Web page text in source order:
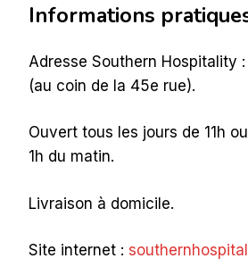
Informations
Adresse Southern Hospitality
(au coin de la 45e rue).
Ouvert tous les jours de 11h
1h du matin.
Livraison à domicile.
Site internet :